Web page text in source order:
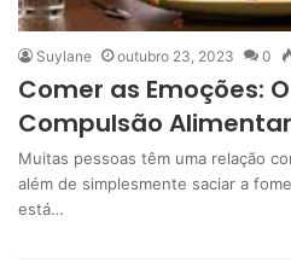
Suylane outubro 23, 2023 0
Comer as Emoções:
Compulsão Alimentar
Muitas pessoas têm uma relação
além de simplesmente saciar a
está…